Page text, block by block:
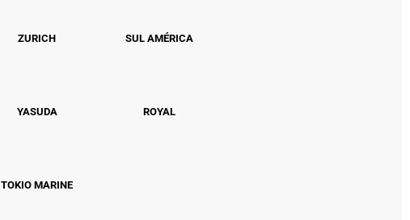
ZURICH
YASUDA
TOKIO MARINE
SUL AMÉRICA
ROYAL